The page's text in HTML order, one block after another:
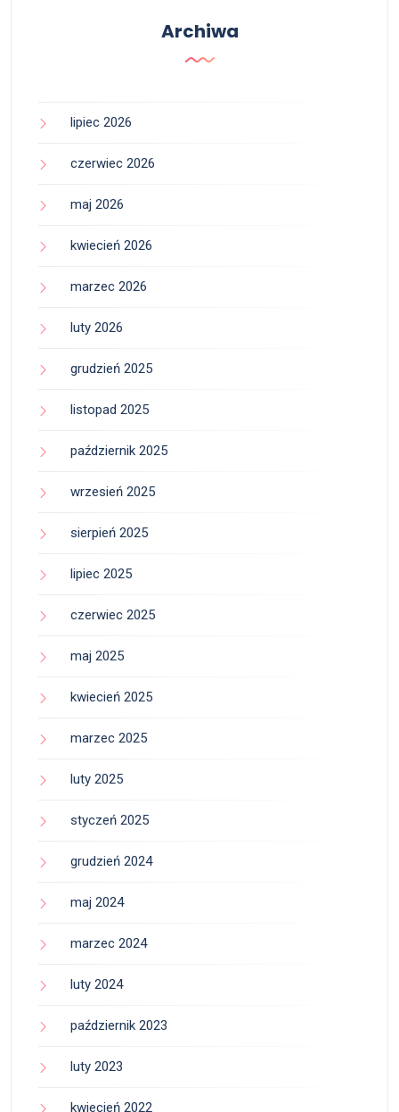
Archiwa
lipiec 2026
czerwiec 2026
maj 2026
kwiecień 2026
marzec 2026
luty 2026
grudzień 2025
listopad 2025
październik 2025
wrzesień 2025
sierpień 2025
lipiec 2025
czerwiec 2025
maj 2025
kwiecień 2025
marzec 2025
luty 2025
styczeń 2025
grudzień 2024
maj 2024
marzec 2024
luty 2024
październik 2023
luty 2023
kwiecień 2022